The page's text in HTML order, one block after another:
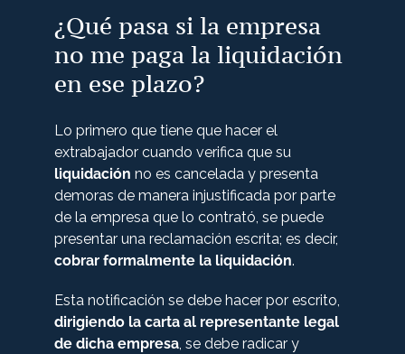
¿Qué pasa si la empresa
no me paga la liquidación
en ese plazo?
Lo primero que tiene que hacer el
extrabajador cuando verifica que su
liquidación no es cancelada y presenta
demoras de manera injustificada por parte
de la empresa que lo contrató, se puede
presentar una reclamación escrita; es decir,
cobrar formalmente la liquidación.
Esta notificación se debe hacer por escrito,
dirigiendo la carta al representante legal
de dicha empresa, se debe radicar y